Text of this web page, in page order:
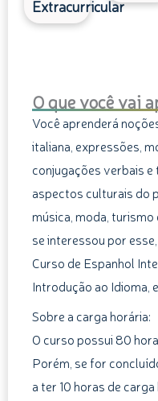
Extracurricular
O que você vai
Você aprenderá
italiana, expressões,
conjugações verbais
aspectos culturais do
música, moda, turismo
se interessou por
Curso de Espanhol
Introdução ao Idioma,
Sobre a carga horária:
O curso possui 80
Porém, se for
a ter 10 horas de